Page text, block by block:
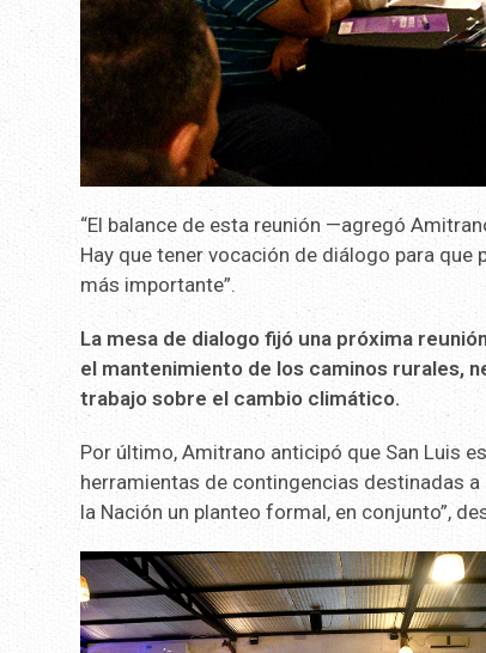
“El balance de esta reunión —agregó
Hay que tener vocación de diálogo para
más importante”.
La mesa de dialogo fijó una próxima
el mantenimiento de los caminos rurales,
trabajo sobre el cambio climático.
Por último, Amitrano anticipó que San Luis
herramientas de contingencias destinadas
la Nación un planteo formal, en conjunto”,